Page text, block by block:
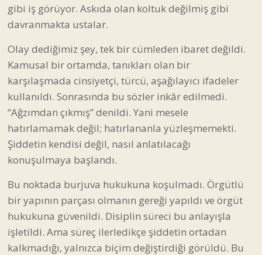
gibi iş görüyor. Askıda olan koltuk değilmiş gibi
davranmakta ustalar.
Olay dediğimiz şey, tek bir cümleden ibaret değildi.
Kamusal bir ortamda, tanıkları olan bir
karşılaşmada cinsiyetçi, türcü, aşağılayıcı ifadeler
kullanıldı. Sonrasında bu sözler inkâr edilmedi.
“Ağzımdan çıkmış” denildi. Yani mesele
hatırlamamak değil; hatırlananla yüzleşmemekti.
Şiddetin kendisi değil, nasıl anlatılacağı
konuşulmaya başlandı.
Bu noktada burjuva hukukuna koşulmadı. Örgütlü
bir yapının parçası olmanın gereği yapıldı ve örgüt
hukukuna güvenildi. Disiplin süreci bu anlayışla
işletildi. Ama süreç ilerledikçe şiddetin ortadan
kalkmadığı, yalnızca biçim değiştirdiği görüldü. Bu